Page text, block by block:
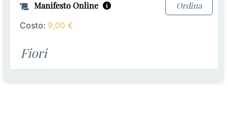
Manifesto Online Ordina
Costo: 9,00 €
Fiori